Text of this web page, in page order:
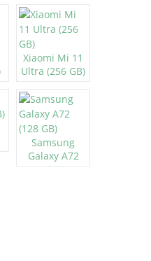
Xiaomi Mi 11
Ultra (256 GB)
Samsung
Galaxy A72